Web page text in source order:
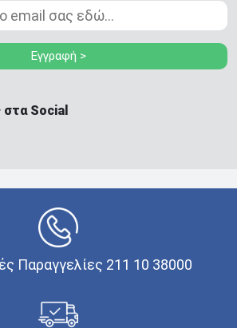
Εγγραφή >
Social
Παραγγελίες 211 10 38000